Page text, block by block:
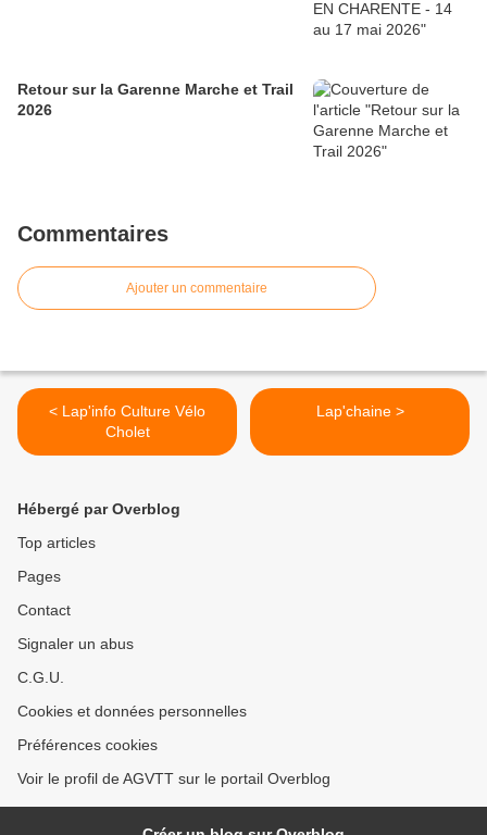
Retour sur la Garenne Marche et Trail
2026
Commentaires
Ajouter un commentaire
< Lap'info Culture Vélo
Cholet
Lap'chaine >
Hébergé par Overblog
Top articles
Pages
Contact
Signaler un abus
C.G.U.
Cookies et données personnelles
Préférences cookies
Voir le profil de AGVTT sur le portail Overblog